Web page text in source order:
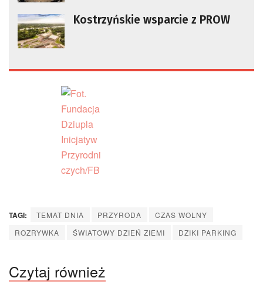
Kostrzyńskie wsparcie z PROW
TAGI: TEMAT DNIA PRZYRODA
CZAS WOLNY
ROZRYWKA
ŚWIATOWY DZIEŃ ZIEMI DZIKI PARKING
Czytaj również